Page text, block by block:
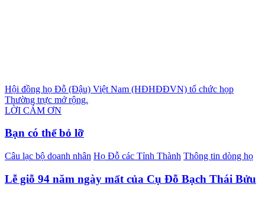
Điều
hướng
viết
Hội đồng họ Đỗ (Đậu) Việt Nam (HĐHĐĐVN) tổ chức họp
Thường trực mở rộng.
LỜI CÁM ƠN
Bạn có thể bỏ lỡ
Câu lạc bộ doanh nhân Họ Đỗ các Tỉnh Thành Thông tin dòng họ
Lễ giỗ 94 năm ngày mất của Cụ Đỗ Bạch Thái Bửu